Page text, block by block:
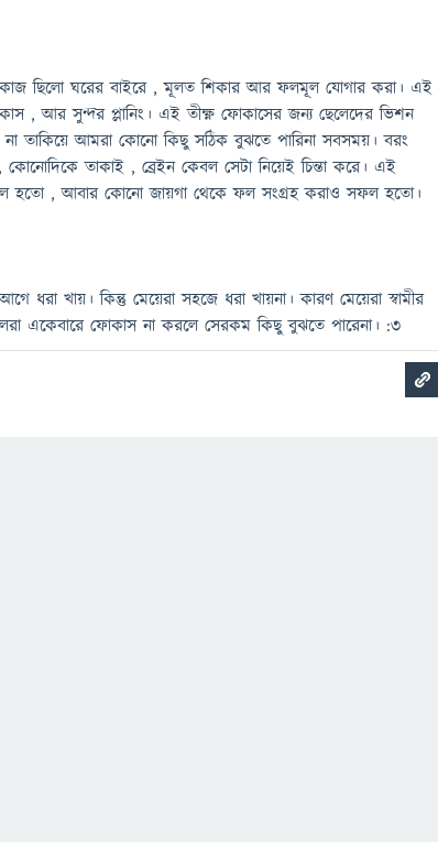
কাজ ছিলো ঘরের বাইরে , মূলত শিকার আর ফলমূল যোগার করা। এই
, আর সুন্দর প্লানিং। এই তীক্ষ্ণ ফোকাসের জন্য ছেলেদের ভিশন
না তাকিয়ে আমরা কোনো কিছু সঠিক বুঝতে পারিনা সবসময়। বরং
তাকাই , ব্রেইন কেবল সেটা নিয়েই চিন্তা করে। এই
হতো , আবার কোনো জায়গা থেকে ফল সংগ্রহ করাও সফল হতো।
ধরা খায়। কিন্তু মেয়েরা সহজে ধরা খায়না। কারণ মেয়েরা স্বামীর
একেবারে ফোকাস না করলে সেরকম কিছু বুঝতে পারেনা। :3